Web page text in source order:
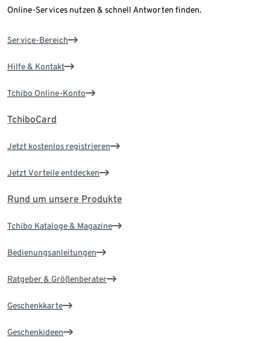
Online-Services nutzen & schnell Antworten finden.
Service-Bereich
Hilfe & Kontakt
Tchibo Online-Konto
TchiboCard
Jetzt kostenlos registrieren
Jetzt Vorteile entdecken
Rund um unsere Produkte
Tchibo Kataloge & Magazine
Bedienungsanleitungen
Ratgeber & Größenberater
Geschenkkarte
Geschenkideen